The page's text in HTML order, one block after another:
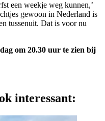
een weekje weg kunnen,’
gewoon in Nederland is
tussenuit. Dat is voor nu
om 20.30 uur te zien bij
interessant: